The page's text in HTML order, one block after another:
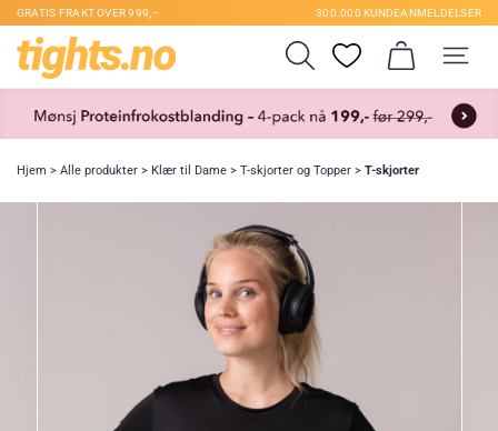
GRATIS FRAKT OVER 999,– 300.000 KUNDEANMELDELSER
Hjem > Alle produkter > Klær til Dame > T-skjorter og Topper > T-skjorter